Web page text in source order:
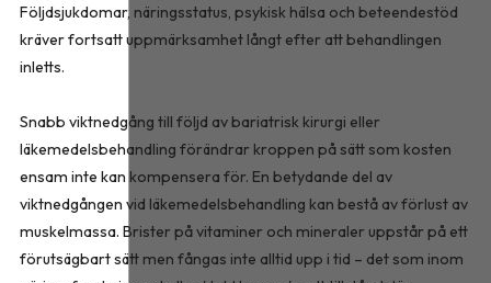
Följdsjukdomar, näringsstatus, psykisk hälsa och beteendestöd
kräver fortsatt uppmärksamhet långt efter att behandlingen
inletts.
Snabb viktnedgång till följd av bariatrisk kirurgi eller
läkemedelsbehandling förändrar kroppen på sätt som kosten
ensam inte kan kompensera för. En betydande del av
viktnedgången vid läkemedelsbehandling kan bestå av förlust av
muskelmassa. Brister på vitaminer och mineraler uppstår på ett
förutsägbart sätt men fångas inte alltid upp i tid – det som inom